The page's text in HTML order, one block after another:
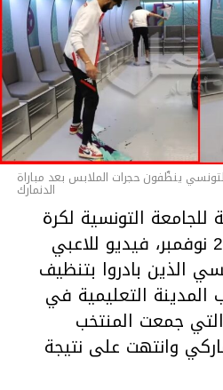
ينظّفون حجرات الملابس بعد مباراة
الدنمارك
التونسية لكرة
القدم اليوم الأربعاء 23 نوفمبر، فيديو للاعبي
الذين بادروا بتنظيف
المدينة التعليمية في
جمعت المنتخب
وانتهت على نتيجة